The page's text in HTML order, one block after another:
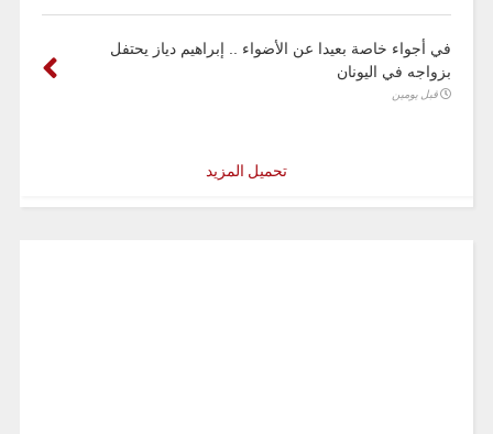
في أجواء خاصة بعيدا عن الأضواء .. إبراهيم دياز يحتفل
بزواجه في اليونان
قبل يومين
تحميل المزيد